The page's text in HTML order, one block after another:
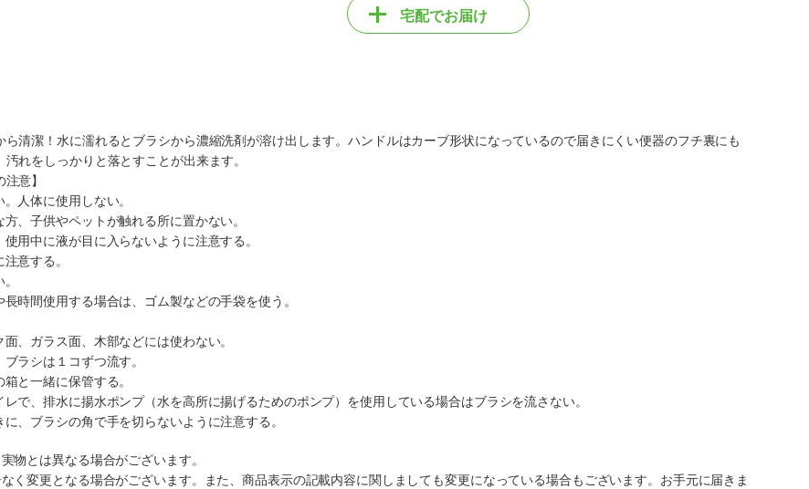
宅配でお届け
ら清潔！水に濡れるとブラシから濃縮洗剤が溶け出します。ハンドルはカーブ形状になっているので届きにくい便器のフチ裏にも
れをしっかりと落とすことが出来ます。
意】
人体に使用しない。
、子供やペットが触れる所に置かない。
用中に液が目に入らないように注意する。
意する。
時間使用する場合は、ゴム製などの手袋を使う。
、ガラス面、木部などには使わない。
ラシは１コずつ流す。
と一緒に保管する。
で、排水に揚水ポンプ（水を高所に揚げるためのポンプ）を使用している場合はブラシを流さない。
、ブラシの角で手を切らないように注意する。
物とは異なる場合がございます。
く変更となる場合がございます。また、商品表示の記載内容に関しましても変更になっている場合もございます。お手元に届きま